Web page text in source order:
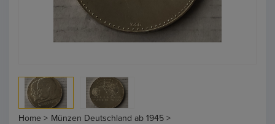
Home > Münzen Deutschland ab 1945 >